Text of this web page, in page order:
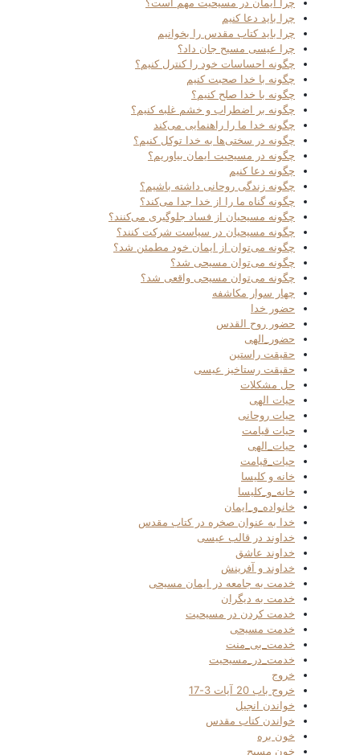
چرا ایمان در مسیحیت مهم است؟
چرا باید دعا کنیم
چرا باید کتاب مقدس را بخوانیم
چرا عیسی مسیح جان داد؟
چگونه احساسات خود را کنترل کنیم؟
چگونه با خدا صحبت کنیم
چگونه با خدا صلح کنیم؟
چگونه بر اضطراب و خشم غلبه کنیم؟
چگونه خدا ما را راهنمایی می‌کند
چگونه در سختی‌ها به خدا توکل کنیم؟
چگونه در مسیحیت ایمان بیاوریم؟
چگونه دعا کنیم
چگونه زندگی روحانی داشته باشیم؟
چگونه گناه ما را از خدا جدا می‌کند؟
چگونه مسیحیان از فساد جلوگیری می‌کنند؟
چگونه مسیحیان در سیاست شرکت کنند؟
چگونه می‌توان از ایمان خود مطمئن شد؟
چگونه می‌توان مسیحی شد؟
چگونه می‌توان مسیحی واقعی شد؟
چهار سوار مکاشفه
حضور خدا
حضور روح القدس
حضور_الهی
حقیقت راستین
حقیقت رستاخیز عیسی
حل مشکلات
حیات الهی
حیات روحانی
حیات قیامت
حیات_الهی
حیات_قیامت
خانه و کلیسا
خانه_و_کلیسا
خانواده_و_ایمان
خدا به عنوان صخره در کتاب مقدس
خداوند در قالب عیسی
خداوند عاشق
خداوند و آفرینش
خدمت به جامعه در ایمان مسیحی
خدمت به دیگران
خدمت کردن در مسیحیت
خدمت مسیحی
خدمت_بی_منت
خدمت_در_مسیحیت
خروج
خروج باب 20 آیات 3-17
خواندن انجیل
خواندن کتاب مقدس
خون بره
خون مسیح